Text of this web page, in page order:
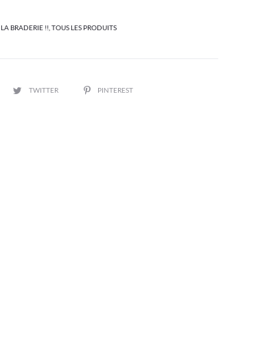
LA BRADERIE !! TOUS LES PRODUITS
TWITTER PINTEREST